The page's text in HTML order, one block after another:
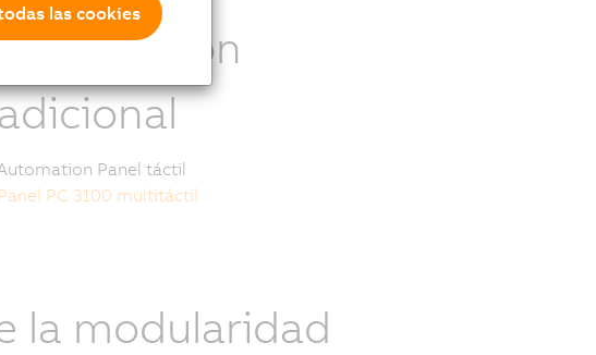
Panel táctil
Panel PC 3100 multitáctil
la modularidad
las cookies